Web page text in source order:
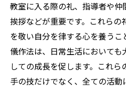
空手の魅力的な歴史
初心者でも楽しめる
空手を始めることで
宇土市での空手イベ
初心者が感じる空手
教室に入る際の礼、指導者や
挨拶などが重要です。これら
を敬い自分を律する心を養う
儀作法は、日常生活においても
しての成長を促します。これ
手の技だけでなく、全ての活